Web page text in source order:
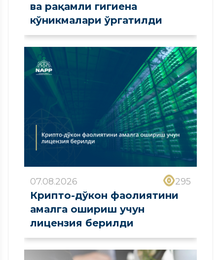
ва рақамли гигиена
кўникмалари ўргатилди
07.08.2026 295
Крипто-дўкон фаолиятини
амалга ошириш учун
лицензия берилди